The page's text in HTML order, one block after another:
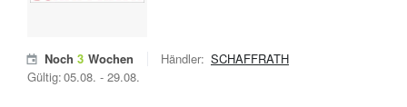
Noch 3 Wochen
Gültig:05.08. - 29.08.
Händler: SCHAFFRATH